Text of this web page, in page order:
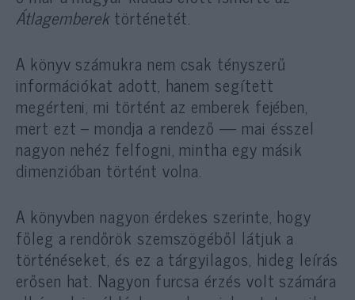
Átlagemberektörténetét.
A könyv számukra nem csak tényszerű
információkat adott, hanem segített
megérteni, mi történt az emberek fejében,
mert ezt – mondja a rendező — mai ésszel
nagyon nehéz felfogni, mintha egy másik
dimenzióban történt volna.
A könyvben nagyon érdekes szerinte, hogy
főleg a rendőrök szemszögéből látjuk a
történéseket, és ez a tárgyilagos, hideg leírás
erősen hat. Nagyon furcsa érzés volt számára